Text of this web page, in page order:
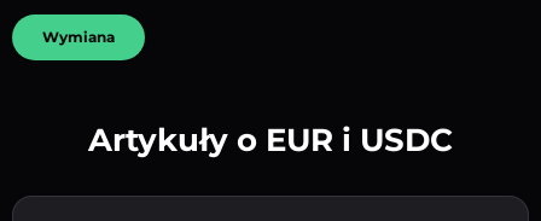
Wymiana
Artykuły o EUR i USDC